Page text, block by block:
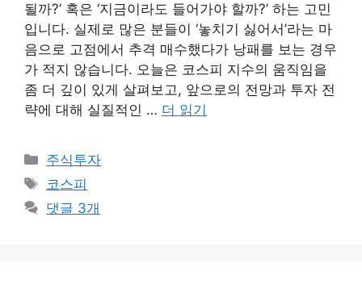
될까?’ 혹은 ‘지금이라도 들어가야 할까?’ 하는 고민
입니다. 실제로 많은 분들이 ‘놓치기 싫어서’라는 마
음으로 고점에서 추격 매수했다가 낭패를 보는 경우
가 적지 않습니다. 오늘은 코스피 지수의 움직임을
좀 더 깊이 있게 살펴보고, 앞으로의 전망과 투자 전
략에 대해 실질적인 … 더 읽기
카
테
리
주식투자
태
그
코스피
댓글 3개